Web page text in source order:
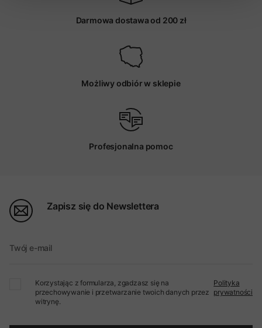
Darmowa dostawa od 200 zł
Możliwy odbiór w sklepie
Profesjonalna pomoc
Zapisz się do Newslettera
Twój e-mail
Korzystając z formularza, zgadzasz się na
przechowywanie i przetwarzanie twoich danych przez
witrynę.
Polityka
prywatności